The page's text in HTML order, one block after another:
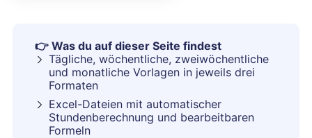
👉 Was du auf dieser Seite findest
Tägliche, wöchentliche, zweiwöchentliche
und monatliche Vorlagen in jeweils drei
Formaten
Excel-Dateien mit automatischer
Stundenberechnung und bearbeitbaren
Formeln